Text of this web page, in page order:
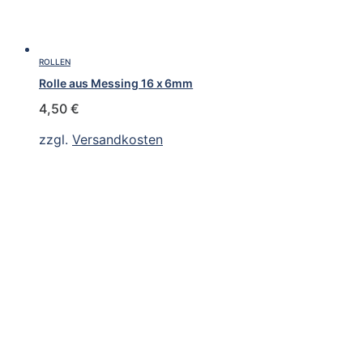
ROLLEN
Rolle aus Messing 16 x 6mm
4,50 €
zzgl. Versandkosten